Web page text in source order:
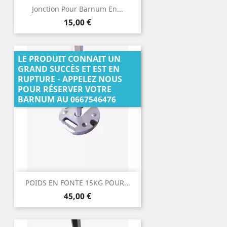
Jonction Pour Barnum En...
Prix
15,00 €
POIDS EN FONTE 15KG POUR...
Prix
45,00 €
LE PRODUIT CONNAIT UN
GRAND SUCCÈS ET EST EN
RUPTURE - APPELEZ NOUS
POUR RÉSERVER VOTRE
BARNUM AU 0667546476